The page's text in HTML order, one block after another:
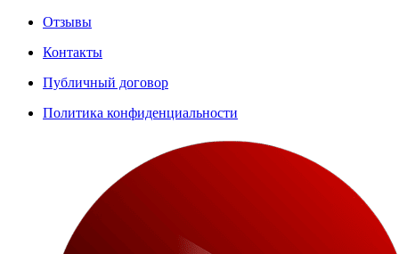
Отзывы
Контакты
Публичный договор
Политика конфиденциальности